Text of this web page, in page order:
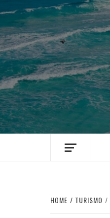
HOME TURISMO